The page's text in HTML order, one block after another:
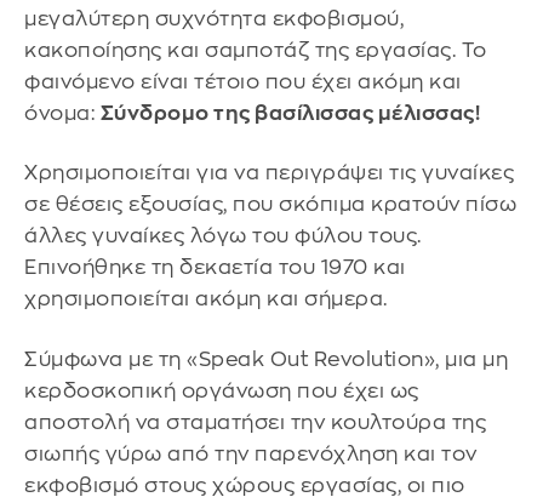
μεγαλύτερη συχνότητα εκφοβισμού,
κακοποίησης και σαμποτάζ της εργασίας. Το
φαινόμενο είναι τέτοιο που έχει ακόμη και
όνομα: Σύνδρομο της βασίλισσας μέλισσας!
Χρησιμοποιείται για να περιγράψει τις γυναίκες
σε θέσεις εξουσίας, που σκόπιμα κρατούν πίσω
άλλες γυναίκες λόγω του φύλου τους.
Επινοήθηκε τη δεκαετία του 1970 και
χρησιμοποιείται ακόμη και σήμερα.
Σύμφωνα με τη «Speak Out Revolution», μια μη
κερδοσκοπική οργάνωση που έχει ως
αποστολή να σταματήσει την κουλτούρα της
σιωπής γύρω από την παρενόχληση και τον
εκφοβισμό στους χώρους εργασίας, οι πιο